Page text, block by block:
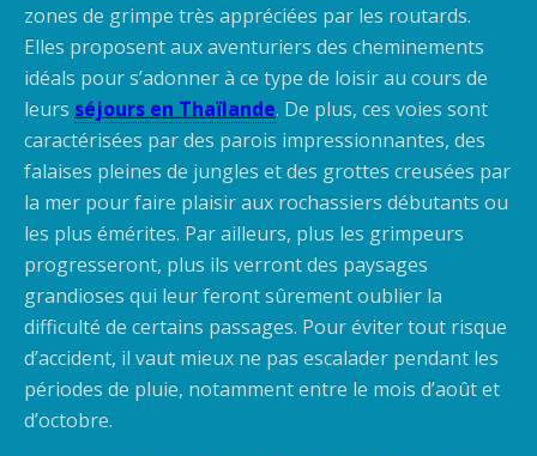
zones de grimpe très appréciées par les routards.
Elles proposent aux aventuriers des cheminements
idéals pour s’adonner à ce type de loisir au cours de
leurs séjours en Thaïlande. De plus, ces voies sont
caractérisées par des parois impressionnantes, des
falaises pleines de jungles et des grottes creusées par
la mer pour faire plaisir aux rochassiers débutants ou
les plus émérites. Par ailleurs, plus les grimpeurs
progresseront, plus ils verront des paysages
grandioses qui leur feront sûrement oublier la
difficulté de certains passages. Pour éviter tout risque
d’accident, il vaut mieux ne pas escalader pendant les
périodes de pluie, notamment entre le mois d’août et
d’octobre.